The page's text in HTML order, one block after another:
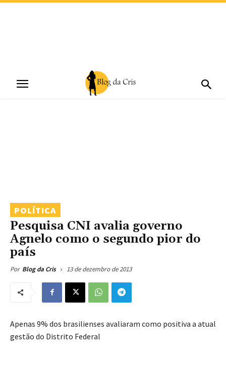
POLÍTICA
Pesquisa CNI avalia governo
Agnelo como o segundo pior do
país
Por Blog da Cris 13 de dezembro de 2013
Apenas 9% dos brasilienses avaliaram como positiva a atual
gestão do Distrito Federal